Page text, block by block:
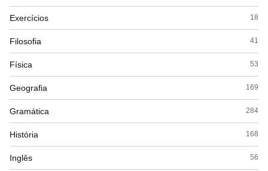
Exercícios 18
Filosofia 41
Física 53
Geografia 169
Gramática 284
História 168
Inglês 56